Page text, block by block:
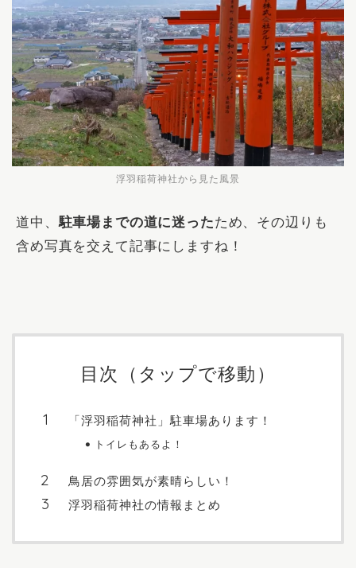
浮羽稲荷神社から見た風景
道中、 駐車場までの道に迷ったため、その辺りも
含め写真を交えて記事にしますね！
目次（タップで移動）
「浮羽稲荷神社」駐車場あります！
トイレもあるよ！
鳥居の雰囲気が素晴らしい！
浮羽稲荷神社の情報まとめ